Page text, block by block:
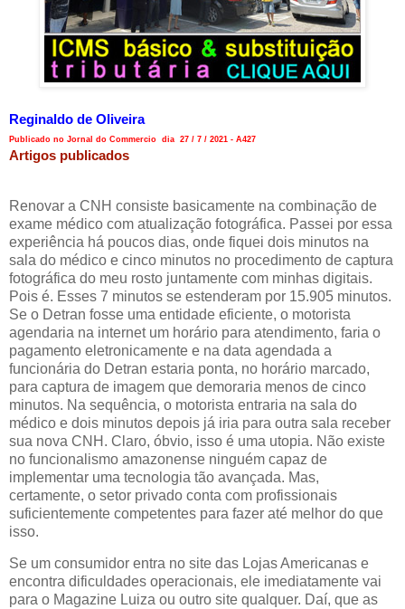
Reginaldo de Oliveira
Publicado no Jornal do Commercio dia 27 / 7 / 2021 - A427
Artigos publicados
Renovar a CNH consiste basicamente na combinação de
exame médico com atualização fotográfica. Passei por essa
experiência há poucos dias, onde fiquei dois minutos na
sala do médico e cinco minutos no procedimento de captura
fotográfica do meu rosto juntamente com minhas digitais.
Pois é. Esses 7 minutos se estenderam por 15.905 minutos.
Se o Detran fosse uma entidade eficiente, o motorista
agendaria na internet um horário para atendimento, faria o
pagamento eletronicamente e na data agendada a
funcionária do Detran estaria ponta, no horário marcado,
para captura de imagem que demoraria menos de cinco
minutos. Na sequência, o motorista entraria na sala do
médico e dois minutos depois já iria para outra sala receber
sua nova CNH. Claro, óbvio, isso é uma utopia. Não existe
no funcionalismo amazonense ninguém capaz de
implementar uma tecnologia tão avançada. Mas,
certamente, o setor privado conta com profissionais
suficientemente competentes para fazer até melhor do que
isso.
Se um consumidor entra no site das Lojas Americanas e
encontra dificuldades operacionais, ele imediatamente vai
para o Magazine Luiza ou outro site qualquer. Daí, que as